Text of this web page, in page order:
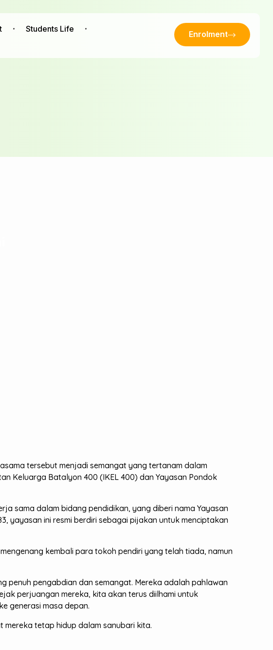
Students Life
Enrolment
tersebut menjadi semangat yang tertanam dalam
Keluarga Batalyon 400 (IKEL 400) dan Yayasan Pondok
sama dalam bidang pendidikan, yang diberi nama Yayasan
yayasan ini resmi berdiri sebagai pijakan untuk menciptakan
kembali para tokoh pendiri yang telah tiada, namun
penuh pengabdian dan semangat. Mereka adalah pahlawan
perjuangan mereka, kita akan terus diilhami untuk
generasi masa depan.
tetap hidup dalam sanubari kita.